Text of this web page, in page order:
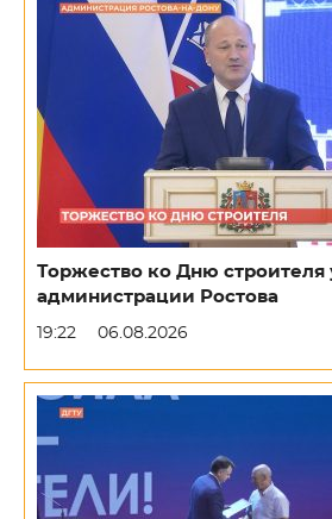
Торжество ко Дню строителя
администрации Ростова
19:22 06.08.2026